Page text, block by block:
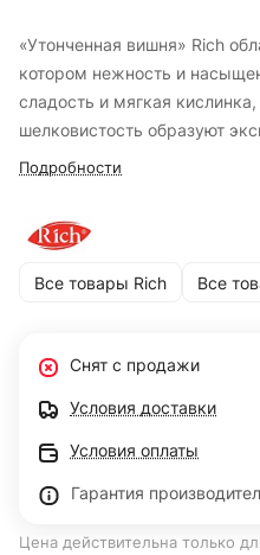
«Утонченная вишня» Rich
котором нежность и
сладость и мягкая
шелковистость образуют
ягод.
Подробности
Все товары Rich Все
Снят с продажи
Условия доставки
Условия оплаты
Гарантия
Цена действительна только